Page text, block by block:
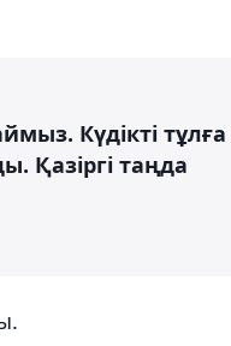
Күдікті тұлға
Қазіргі таңда